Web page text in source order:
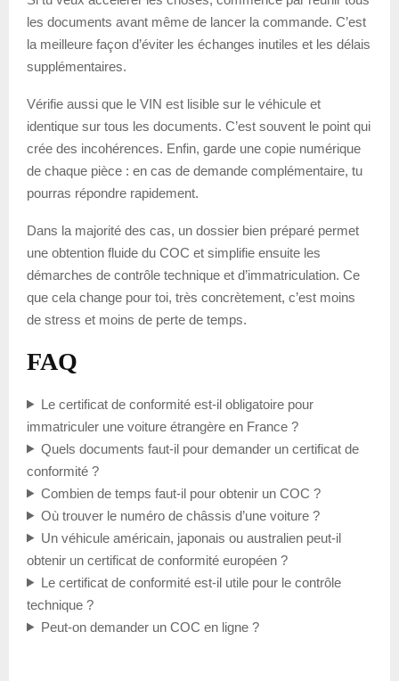
les documents avant même de lancer la commande. C’est
la meilleure façon d’éviter les échanges inutiles et les délais
supplémentaires.
Vérifie aussi que le VIN est lisible sur le véhicule et
identique sur tous les documents. C’est souvent le point qui
crée des incohérences. Enfin, garde une copie numérique
de chaque pièce : en cas de demande complémentaire, tu
pourras répondre rapidement.
Dans la majorité des cas, un dossier bien préparé permet
une obtention fluide du COC et simplifie ensuite les
démarches de contrôle technique et d’immatriculation. Ce
que cela change pour toi, très concrètement, c’est moins
de stress et moins de perte de temps.
FAQ
Le certificat de conformité est-il obligatoire pour
immatriculer une voiture étrangère en France ?
Quels documents faut-il pour demander un certificat de
conformité ?
Combien de temps faut-il pour obtenir un COC ?
Où trouver le numéro de châssis d’une voiture ?
Un véhicule américain, japonais ou australien peut-il
obtenir un certificat de conformité européen ?
Le certificat de conformité est-il utile pour le contrôle
technique ?
Peut-on demander un COC en ligne ?